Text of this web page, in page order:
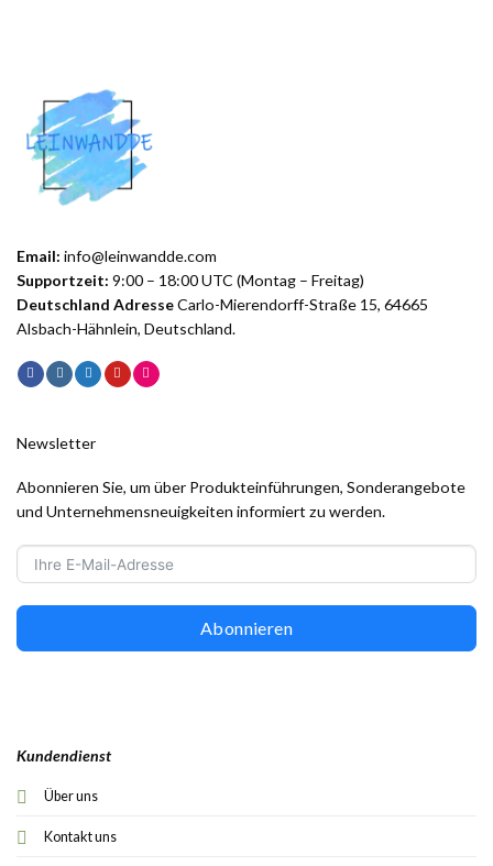
Email: info@leinwandde.com
Supportzeit: 9:00 – 18:00 UTC (Montag – Freitag)
Deutschland AdresseCarlo-Mierendorff-Straße 15, 64665
Alsbach-Hähnlein, Deutschland.
Kundendienst
Über uns
Kontakt uns
Newsletter
Abonnieren Sie, um über Produkteinführungen, Sonderangebote
und Unternehmensneuigkeiten informiert zu werden.
Abonnieren